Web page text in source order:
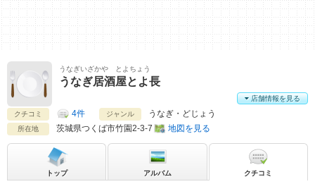
うなぎいざかや とよちょう
うなぎ居酒屋とよ長
クチコミ 4件 ジャンル うなぎ・どじょう
所在地 茨城県つくば市竹園2-3-7 地図を見る
店舗情報を見る
トップ アルバム クチコミ